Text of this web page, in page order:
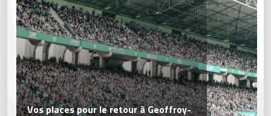
Vos places pour le retour à Geoffroy-